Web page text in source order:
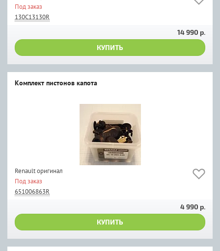
Под заказ
130C13130R
14 990 р.
КУПИТЬ
Комплект пистонов капота
Renault оригинал
Под заказ
651006863R
4 990 р.
КУПИТЬ